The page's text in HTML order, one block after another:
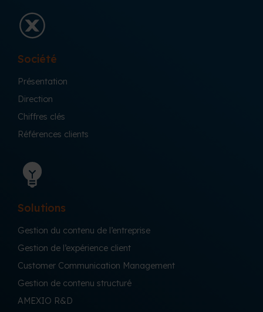
Société
Présentation
Direction
Chiffres clés
Références clients
Solutions
Gestion du contenu de l’entreprise
Gestion de l’expérience client
Customer Communication Management
Gestion de contenu structuré
AMEXIO R&D